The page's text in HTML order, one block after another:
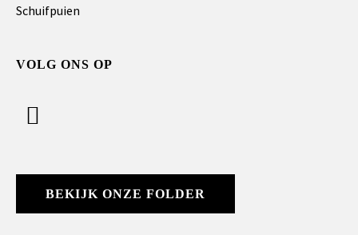
Schuifpuien
VOLG ONS OP
BEKIJK ONZE FOLDER